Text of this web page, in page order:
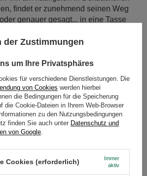
findet er zunehmend seinen Weg
genauer gesagt... in eine Tasse
auch eine breite Palette an
Blick auf die
den er in Aufgüsse bringt. Hilft uns
Entspannen? Was sind die
Und wie wirkt Lavendel-Mate-
heraus!
der Zustimmungen
um Ihre Privatsphäres
für verschiedene Dienstleistungen. Die
von Cookies werden hierbei
die Bedingungen für die Speicherung
die Cookie-Dateien in Ihrem Web-Browser
zu den Nutzungsbedingungen
finden Sie auch unter Datenschutz und
von Google.
Cookies (erforderlich)
Immer
aktiv